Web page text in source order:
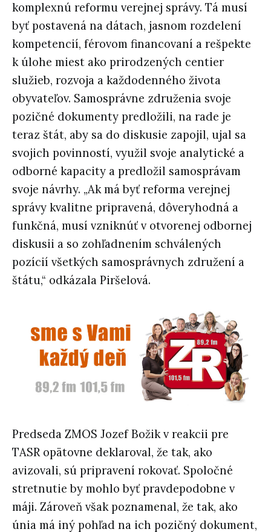
komplexnú reformu verejnej správy. Tá musí
byť postavená na dátach, jasnom rozdelení
kompetencií, férovom financovaní a rešpekte
k úlohe miest ako prirodzených centier
služieb, rozvoja a každodenného života
obyvateľov. Samosprávne združenia svoje
pozičné dokumenty predložili, na rade je
teraz štát, aby sa do diskusie zapojil, ujal sa
svojich povinností, využil svoje analytické a
odborné kapacity a predložil samosprávam
svoje návrhy. „Ak má byť reforma verejnej
správy kvalitne pripravená, dôveryhodná a
funkčná, musí vzniknúť v otvorenej odbornej
diskusii a so zohľadnením schválených
pozícií všetkých samosprávnych združení a
štátu,“ odkázala Piršelová.
Predseda ZMOS Jozef Božik v reakcii pre
TASR opätovne deklaroval, že tak, ako
avizovali, sú pripravení rokovať. Spoločné
stretnutie by mohlo byť pravdepodobne v
máji. Zároveň však poznamenal, že tak, ako
únia má iný pohľad na ich pozičný dokument,